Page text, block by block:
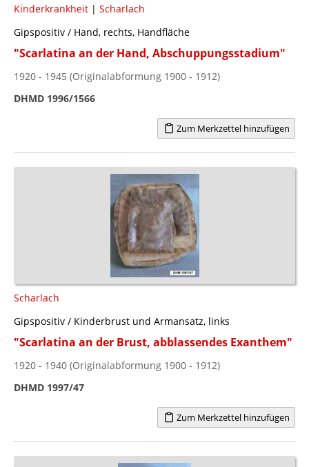
Kinderkrankheit | Scharlach
Gipspositiv / Hand, rechts, Handfläche
"Scarlatina an der Hand, Abschuppungsstadium"
1920 - 1945 (Originalabformung 1900 - 1912)
DHMD 1996/1566
Zum Merkzettel hinzufügen
Scharlach
Gipspositiv / Kinderbrust und Armansatz, links
"Scarlatina an der Brust, abblassendes Exanthem"
1920 - 1940 (Originalabformung 1900 - 1912)
DHMD 1997/47
Zum Merkzettel hinzufügen